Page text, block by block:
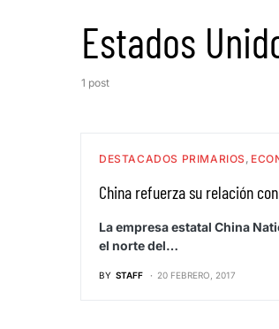
Estados
1 post
DESTACADOS PRIMARIOS
China refuerza su relación
La empresa estatal China
el norte del…
BY STAFF 20 FEBRERO, 2017